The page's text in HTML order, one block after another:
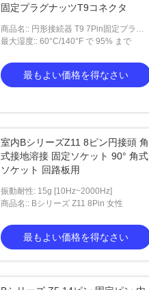
固定プラグナッツT9コネクタ
商品名:: 円形接続器 T9 7Pin固定プラグ
ナッツ固定
最大湿度:: 60°C/140°F で 95% まで
最もよい価格を得なさい
室内BシリーズZ11 8ピン円接頭 角
式接地溶接 固定ソケット 90° 角式
ソケット 回路板用
振動耐性: 15g [10Hz~2000Hz]
商品名:: Bシリーズ Z11 8Pin 女性
最もよい価格を得なさい